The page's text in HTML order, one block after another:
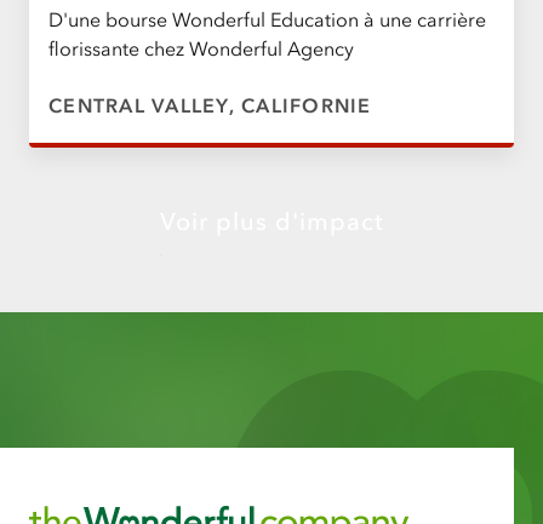
D'une bourse Wonderful Education à une carrière
florissante chez Wonderful Agency
CENTRAL VALLEY, CALIFORNIE